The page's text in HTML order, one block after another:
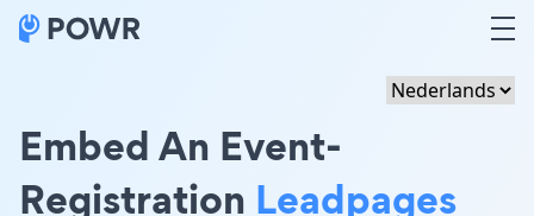
Embed An Event-
Registration Leadpages